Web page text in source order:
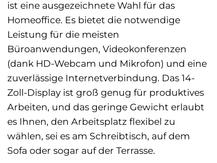
ist eine ausgezeichnete Wahl für das
Homeoffice. Es bietet die notwendige
Leistung für die meisten
Büroanwendungen, Videokonferenzen
(dank HD-Webcam und Mikrofon) und eine
zuverlässige Internetverbindung. Das 14-
Zoll-Display ist groß genug für produktives
Arbeiten, und das geringe Gewicht erlaubt
es Ihnen, den Arbeitsplatz flexibel zu
wählen, sei es am Schreibtisch, auf dem
Sofa oder sogar auf der Terrasse.